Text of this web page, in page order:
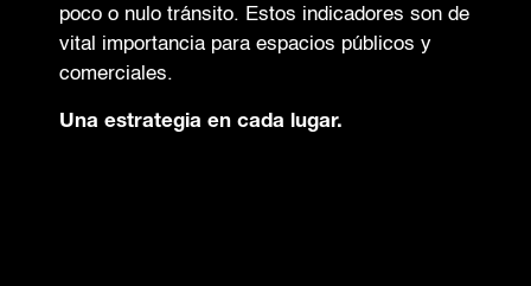
poco o nulo tránsito. Estos indicadores son de
vital importancia para espacios públicos y
comerciales.
Una estrategia en cada lugar.